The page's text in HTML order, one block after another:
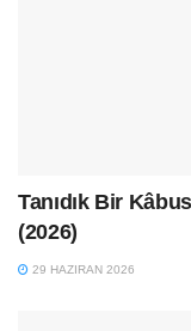
Tanıdık Bir
(2026)
29 HAZIRAN 2026